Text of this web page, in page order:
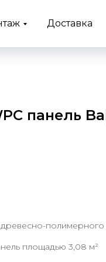
Доставка
панель
полимерного
площадью 3,08 м²